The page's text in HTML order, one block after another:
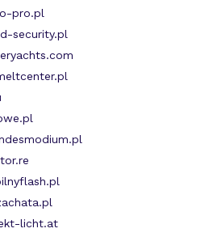
pro.pl
security.pl
licht.at